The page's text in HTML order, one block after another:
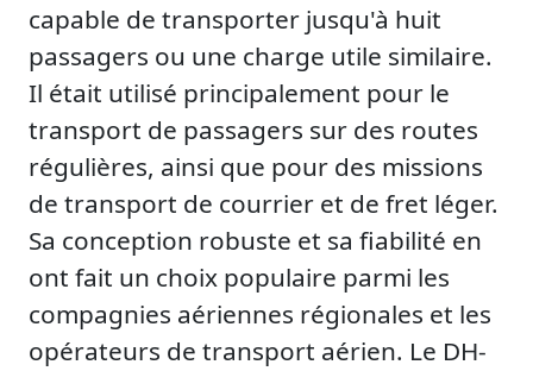
capable de transporter jusqu'à huit
passagers ou une charge utile similaire.
Il était utilisé principalement pour le
transport de passagers sur des routes
régulières, ainsi que pour des missions
de transport de courrier et de fret léger.
Sa conception robuste et sa fiabilité en
ont fait un choix populaire parmi les
compagnies aériennes régionales et les
opérateurs de transport aérien. Le DH-